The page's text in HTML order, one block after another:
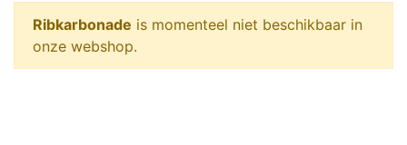
Ribkarbonade is momenteel niet beschikbaar in
onze webshop.